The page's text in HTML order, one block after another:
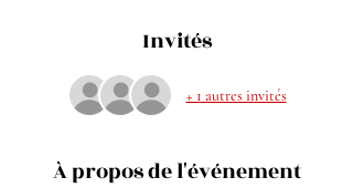
Invités
+ 1 autres invités
À propos de l'événement